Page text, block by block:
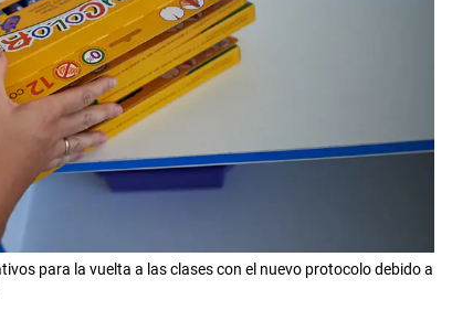
para la vuelta a las clases con el nuevo protocolo debido a